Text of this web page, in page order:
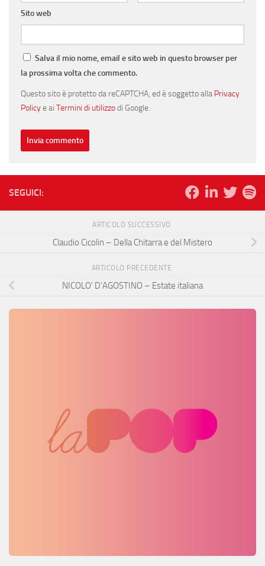
Sito web
Salva il mio nome, email e sito web in questo browser per
la prossima volta che commento.
Questo sito è protetto da reCAPTCHA, ed è soggetto alla Privacy
Policye ai Termini di utilizzodi Google.
SEGUICI:
ARTICOLO SUCCESSIVO
Claudio Cicolin – Della Chitarra e del Mistero
ARTICOLO PRECEDENTE
NICOLO’ D’AGOSTINO – Estate italiana